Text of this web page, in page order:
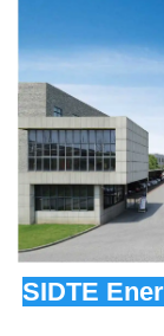
SIDTE